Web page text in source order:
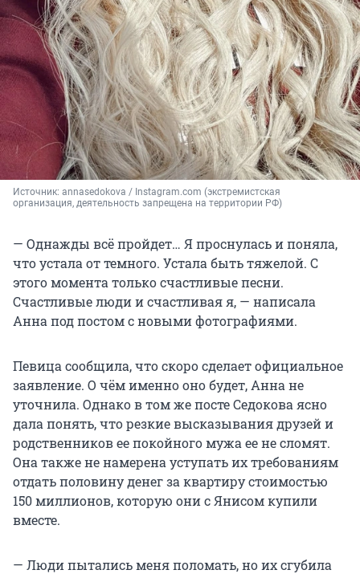
Источник: annasedokova / Instagram.com (экстремистская
организация, деятельность запрещена на территории РФ)
— Однажды всё пройдет… Я проснулась и поняла,
что устала от темного. Устала быть тяжелой. С
этого момента только счастливые песни.
Счастливые люди и счастливая я, — написала
Анна под постом с новыми фотографиями.
Певица сообщила, что скоро сделает официальное
заявление. О чём именно оно будет, Анна не
уточнила. Однако в том же посте Седокова ясно
дала понять, что резкие высказывания друзей и
родственников ее покойного мужа ее не сломят.
Она также не намерена уступать их требованиям
отдать половину денег за квартиру стоимостью
150 миллионов, которую они с Янисом купили
вместе.
— Люди пытались меня поломать, но их сгубила